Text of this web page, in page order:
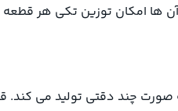
ها امکان توزین تکی هر